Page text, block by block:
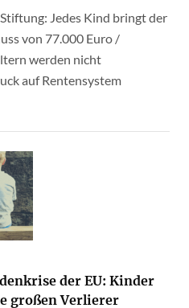
Jedes Kind bringt der
von 77.000 Euro /
werden nicht
auf Rentensystem
der EU: Kinder
großen Verlierer